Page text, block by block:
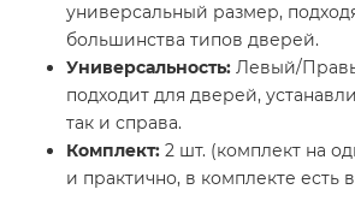
универсальный размер,
большинства типов дверей.
Универсальность: Левый/
подходит для дверей,
так и справа.
Комплект: 2 шт. (комплект на
и практично, в комплекте есть